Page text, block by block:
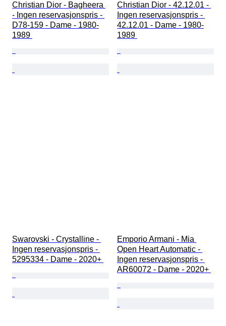
Christian Dior - Bagheera
- Ingen reservasjonspris -
D78-159 - Dame - 1980-
1989
Christian Dior - 42.12.01 -
Ingen reservasjonspris -
42.12.01 - Dame - 1980-
1989
Swarovski - Crystalline -
Ingen reservasjonspris -
5295334 - Dame - 2020+
Emporio Armani - Mia
Open Heart Automatic -
Ingen reservasjonspris -
AR60072 - Dame - 2020+